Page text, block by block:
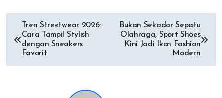
Post
navigation
Tren Streetwear 2026:
Cara Tampil Stylish
dengan Sneakers
Favorit
Bukan Sekadar Sepatu
Olahraga, Sport Shoes
Kini Jadi Ikon Fashion
Modern